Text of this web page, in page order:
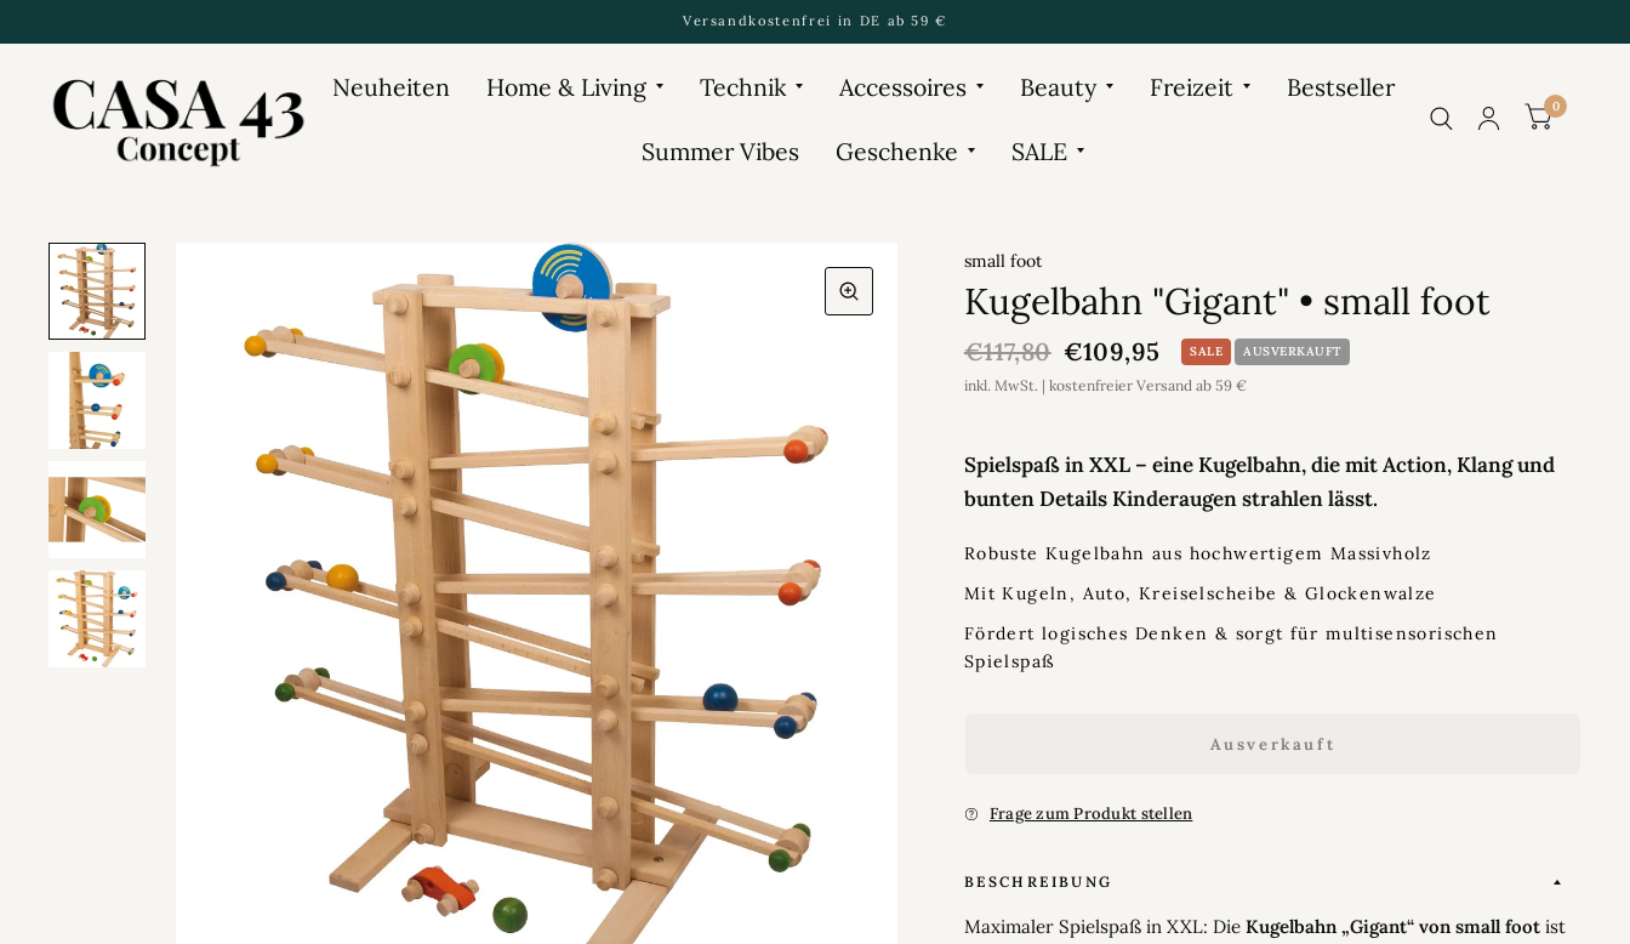
Versandkostenfrei in DE ab 59 €
Neuheiten Home & Living Technik Accessoires Beauty Freizeit Bestseller
Summer Vibes Geschenke SALE
0
small foot
Kugelbahn "Gigant" • small foot
€117,80 €109,95 SALE AUSVERKAUFT
inkl. MwSt. | kostenfreier Versand ab 59 €
Spielspaß in XXL – eine Kugelbahn, die mit Action, Klang und
bunten Details Kinderaugen strahlen lässt.
Robuste Kugelbahn aus hochwertigem Massivholz
Mit Kugeln, Auto, Kreiselscheibe & Glockenwalze
Fördert logisches Denken & sorgt für multisensorischen
Spielspaß
Ausverkauft
Frage zum Produkt stellen
BESCHREIBUNG
Maximaler Spielspaß in XXL: Die Kugelbahn „Gigant“ von small footist